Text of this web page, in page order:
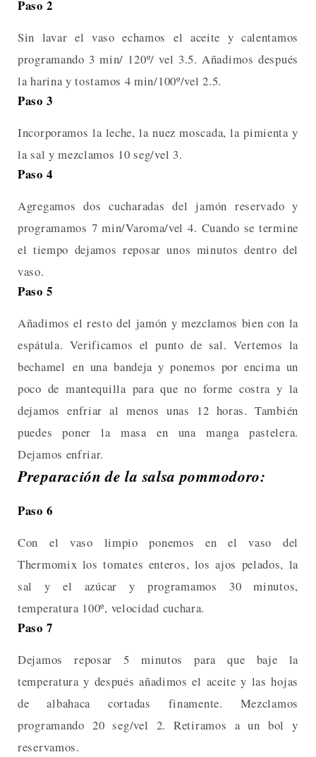
Paso 2
Sin lavar el vaso echamos el aceite y calentamos
programando 3 min/ 120º/ vel 3.5. Añadimos después
la harina y tostamos 4 min/100º/vel 2.5.
Paso 3
Incorporamos la leche, la nuez moscada, la pimienta y
la sal y mezclamos 10 seg/vel 3.
Paso 4
Agregamos dos cucharadas del jamón reservado y
programamos 7 min/Varoma/vel 4. Cuando se termine
el tiempo dejamos reposar unos minutos dentro del
vaso.
Paso 5
Añadimos el resto del jamón y mezclamos bien con la
espátula. Verificamos el punto de sal. Vertemos la
bechamel en una bandeja y ponemos por encima un
poco de mantequilla para que no forme costra y la
dejamos enfriar al menos unas 12 horas. También
puedes poner la masa en una manga pastelera.
Dejamos enfriar.
Preparación de la salsa pommodoro:
Paso 6
Con el vaso limpio ponemos en el vaso del
Thermomix los tomates enteros, los ajos pelados, la
sal y el azúcar y programamos 30 minutos,
temperatura 100º, velocidad cuchara.
Paso 7
Dejamos reposar 5 minutos para que baje la
temperatura y después añadimos el aceite y las hojas
de albahaca cortadas finamente. Mezclamos
programando 20 seg/vel 2. Retiramos a un bol y
reservamos.